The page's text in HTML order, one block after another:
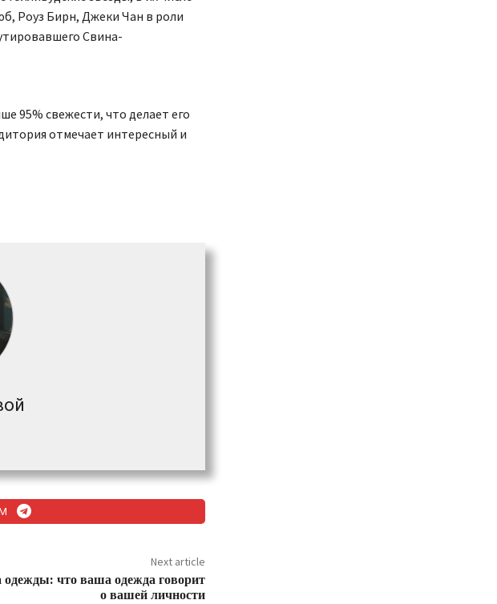
Роуз Бирн, Джеки Чан в роли
Свина-
95% свежести, что делает его
отмечает интересный и
Next article
одежды: что ваша одежда говорит
о вашей личности